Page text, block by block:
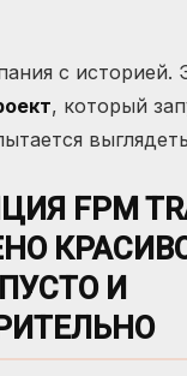
с историей.
, который
FPM
И